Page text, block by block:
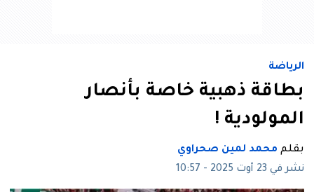
الرياضة
بطاقة ذهبية خاصة بأنصار
المولودية !
بقلم محمد لمين صحراوي
نشر في 23 أوت 2025 - 10:57